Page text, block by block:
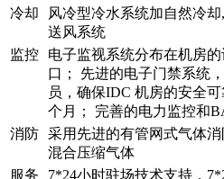
冷却
风冷型冷水系统加自然冷
送风系统
监控
电子监视系统分布在机房
口； 先进的电子门禁系统
员，确保IDC 机房的安全
个月； 完善的电力监控和
消防 采用先进的有管网式气体
混合压缩气体
服务
7*24小时驻场技术支持，